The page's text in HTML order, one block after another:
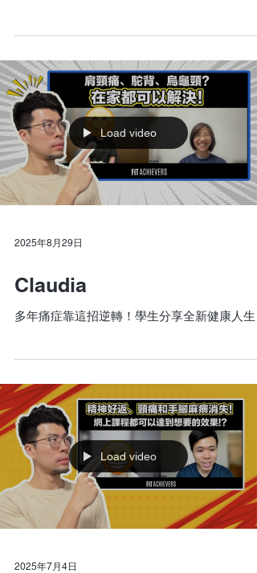
Load video
2025年8月29日
Claudia
多年痛症靠這招逆轉！學生分享全新健康人生
Load video
2025年7月4日